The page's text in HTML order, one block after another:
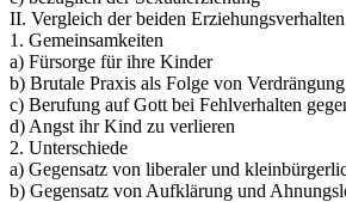
II. Vergleich der beiden Erziehungsverhalten
1. Gemeinsamkeiten
a) Fürsorge für ihre Kinder
b) Brutale Praxis als Folge von Verdrängung
c) Berufung auf Gott bei Fehlverhalten
d) Angst ihr Kind zu verlieren
2. Unterschiede
a) Gegensatz von liberaler und
b) Gegensatz von Aufklärung und